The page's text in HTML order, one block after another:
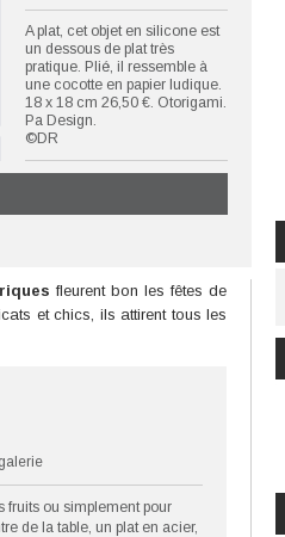
A plat, cet objet en silicone est
un dessous de plat très
pratique. Plié, il ressemble à
une cocotte en papier ludique.
18 x 18 cm 26,50 €. Otorigami.
Pa Design.
©DR
fleurent bon les fêtes de
et chics, ils attirent tous les
fruits ou simplement pour
de la table, un plat en acier,